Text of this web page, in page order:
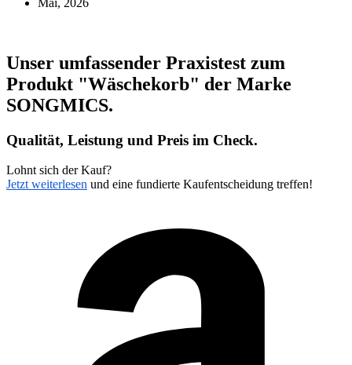
Unser umfassender Praxistest zum
Produkt "Wäschekorb" der Marke
SONGMICS.
Qualität, Leistung und Preis im Check.
Lohnt sich der Kauf?
Jetzt weiterlesen und eine fundierte Kaufentscheidung treffen!